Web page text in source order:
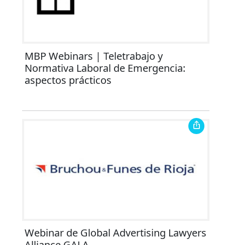
MBP Webinars | Teletrabajo y
Normativa Laboral de Emergencia:
aspectos prácticos
Webinar de Global Advertising Lawyers